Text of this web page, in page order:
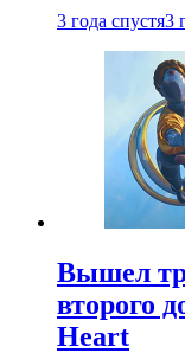
3 года спустя3
Вышел
второго
Heart